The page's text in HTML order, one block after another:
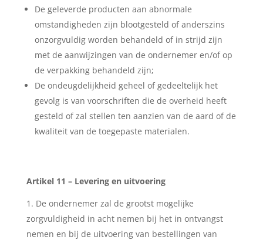
De geleverde producten aan abnormale
omstandigheden zijn blootgesteld of anderszins
onzorgvuldig worden behandeld of in strijd zijn
met de aanwijzingen van de ondernemer en/of op
de verpakking behandeld zijn;
De ondeugdelijkheid geheel of gedeeltelijk het
gevolg is van voorschriften die de overheid heeft
gesteld of zal stellen ten aanzien van de aard of de
kwaliteit van de toegepaste materialen.
Artikel 11 – Levering en uitvoering
De ondernemer zal de grootst mogelijke
zorgvuldigheid in acht nemen bij het in ontvangst
nemen en bij de uitvoering van bestellingen van